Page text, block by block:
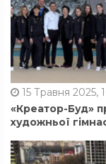
15 Травня 2025,
«Креатор-Буд»
художньої